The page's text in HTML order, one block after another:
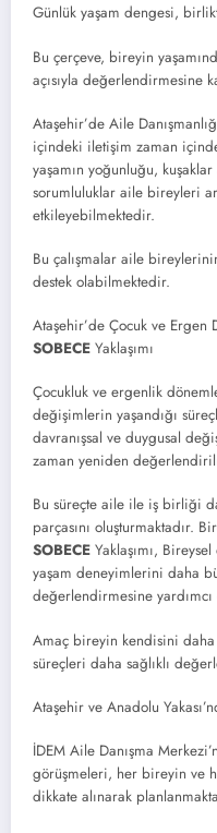
Günlük yaşam dengesi,
Bu çerçeve, bireyin
açısıyla değerlendirmesine
Ataşehir’de Aile
içindeki iletişim zaman
yaşamın yoğunluğu,
sorumluluklar aile bireyleri
etkileyebilmektedir.
Bu çalışmalar aile
destek olabilmektedir.
Ataşehir’de Çocuk ve Ergen
SOBECE Yaklaşımı
Çocukluk ve ergenlik
değişimlerin yaşandığı
davranışsal ve duygusal
zaman yeniden
Bu süreçte aile ile iş birliği
parçasını oluşturmaktadır.
SOBECE Yaklaşımı,
yaşam deneyimlerini daha
değerlendirmesine
Amaç bireyin kendisini daha
süreçleri daha sağlıklı
Ataşehir ve Anadolu
İDEM Aile Danışma
görüşmeleri, her bireyin ve
dikkate alınarak